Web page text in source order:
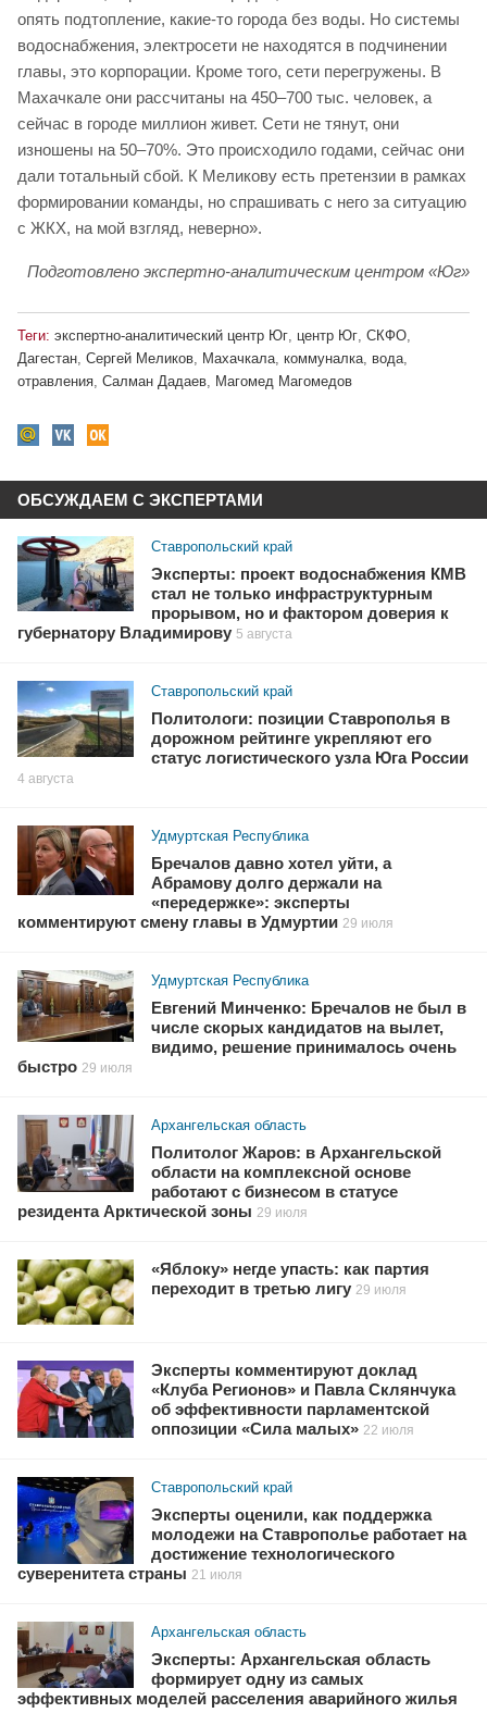
опять подтопление, какие-то города без воды. Но системы
водоснабжения, электросети не находятся в подчинении
главы, это корпорации. Кроме того, сети перегружены. В
Махачкале они рассчитаны на 450–700 тыс. человек, а
сейчас в городе миллион живет. Сети не тянут, они
изношены на 50–70%. Это происходило годами, сейчас они
дали тотальный сбой. К Меликову есть претензии в рамках
формировании команды, но спрашивать с него за ситуацию
с ЖКХ, на мой взгляд, неверно».
Подготовлено экспертно-аналитическим центром «Юг»
Теги: экспертно-аналитический центр Юг, центр Юг, СКФО,
Дагестан, Сергей Меликов, Махачкала, коммуналка, вода,
отравления, Салман Дадаев, Магомед Магомедов
ОБСУЖДАЕМ С ЭКСПЕРТАМИ
Ставропольский край
Эксперты: проект водоснабжения КМВ
стал не только инфраструктурным
прорывом, но и фактором доверия к
губернатору Владимирову 5 августа
Ставропольский край
Политологи: позиции Ставрополья в
дорожном рейтинге укрепляют его
статус логистического узла Юга России
4 августа
Удмуртская Республика
Бречалов давно хотел уйти, а
Абрамову долго держали на
«передержке»: эксперты
комментируют смену главы в Удмуртии 29 июля
Удмуртская Республика
Евгений Минченко: Бречалов не был в
числе скорых кандидатов на вылет,
видимо, решение принималось очень
быстро 29 июля
Архангельская область
Политолог Жаров: в Архангельской
области на комплексной основе
работают с бизнесом в статусе
резидента Арктической зоны 29 июля
«Яблоку» негде упасть: как партия
переходит в третью лигу 29 июля
Эксперты комментируют доклад
«Клуба Регионов» и Павла Склянчука
об эффективности парламентской
оппозиции «Сила малых» 22 июля
Ставропольский край
Эксперты оценили, как поддержка
молодежи на Ставрополье работает на
достижение технологического
суверенитета страны 21 июля
Архангельская область
Эксперты: Архангельская область
формирует одну из самых
эффективных моделей расселения аварийного жилья